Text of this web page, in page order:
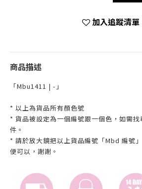
加入追蹤清單
商品描述
「Mbu1411 | -」
* 以上為貨品所有顏色號
* 貨品被設定為一個編號跟一個色，如需
件。
* 請於放大鏡把以上貨品編號「Mbd 編號
便可以，謝謝。